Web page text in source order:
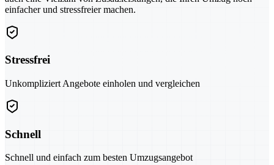
einfacher und stressfreier machen.
Stressfrei
Unkompliziert Angebote einholen und vergleichen
Schnell
Schnell und einfach zum besten Umzugsangebot